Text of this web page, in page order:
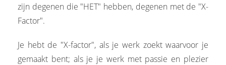
zijn degenen die "HET" hebben, degenen met de "X-
Factor".
Je hebt de "X-factor", als je werk zoekt waarvoor je
gemaakt bent; als je je werk met passie en plezier